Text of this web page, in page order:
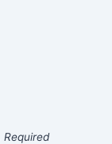
Required